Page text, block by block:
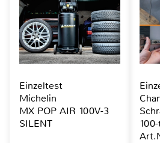
Einzeltest
Michelin
MX POP AIR 100V-3
SILENT